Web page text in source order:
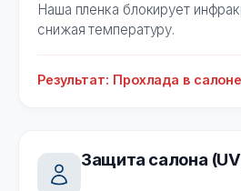
Наша пленка блокирует
снижая температуру.
Результат: Прохлада в салоне
Защита салона